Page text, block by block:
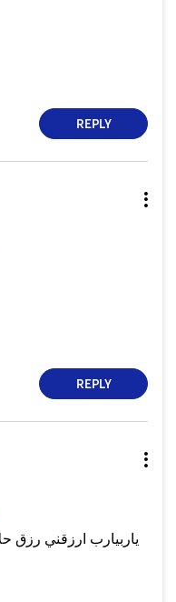
REPLY
REPLY
ياربيارب ارزقني رزق